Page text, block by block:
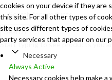
Search
Start typing to see products you
cookies on your device if they
this site. For all other types of
site uses different types of
party services that appear on our
Necessary
Always Active
Necessary cookies help make